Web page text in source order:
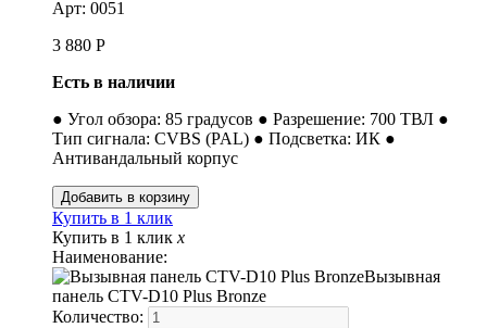
Арт: 0051
3 880 Р
Есть в наличии
● Угол обзора: 85 градусов ● Разрешение: 700 ТВЛ ●
Тип сигнала: CVBS (PAL) ● Подсветка: ИК ●
Антивандальный корпус
Купить в 1 клик
Купить в 1 клик x
Наименование:
Вызывная
панель CTV-D10 Plus Bronze
Количество: